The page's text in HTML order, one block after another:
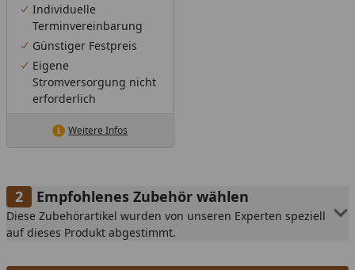
Individuelle
Terminvereinbarung
Günstiger Festpreis
Eigene
Stromversorgung nicht
erforderlich
Weitere Infos
Empfohlenes Zubehör wählen
Diese Zubehörartikel wurden von unseren Experten speziell
auf dieses Produkt abgestimmt.